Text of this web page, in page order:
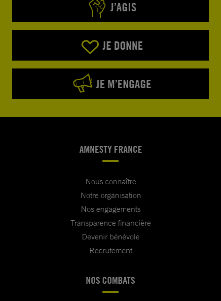
J’AGIS
JE DONNE
JE M’ENGAGE
AMNESTY FRANCE
Nous connaître
Notre organisation
Nos engagements
Transparence financière
Devenir bénévole
Recrutement
NOS COMBATS